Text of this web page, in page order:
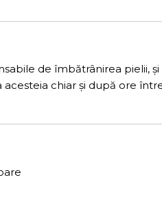
de îmbătrânirea pielii,
chiar și după ore